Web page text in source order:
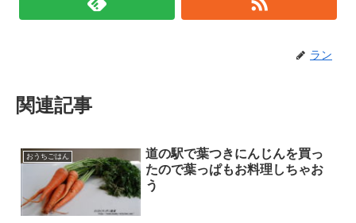
ラン
関連記事
おうちごはん
道の駅で葉つきにんじんを買っ
たので葉っぱもお料理しちゃお
う